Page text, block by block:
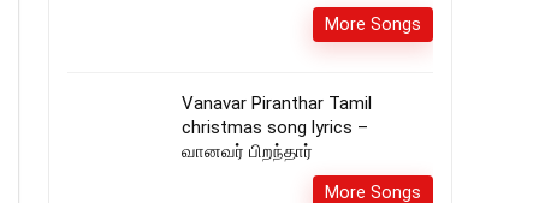
More Songs
Vanavar Piranthar Tamil
christmas song lyrics –
வானவர் பிறந்தார்
More Songs